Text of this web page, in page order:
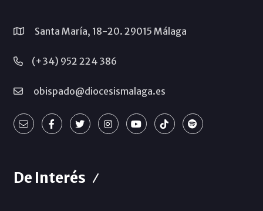
Santa María, 18-20. 29015 Málaga
(+34) 952 224 386
obispado@diocesismalaga.es
De Interés